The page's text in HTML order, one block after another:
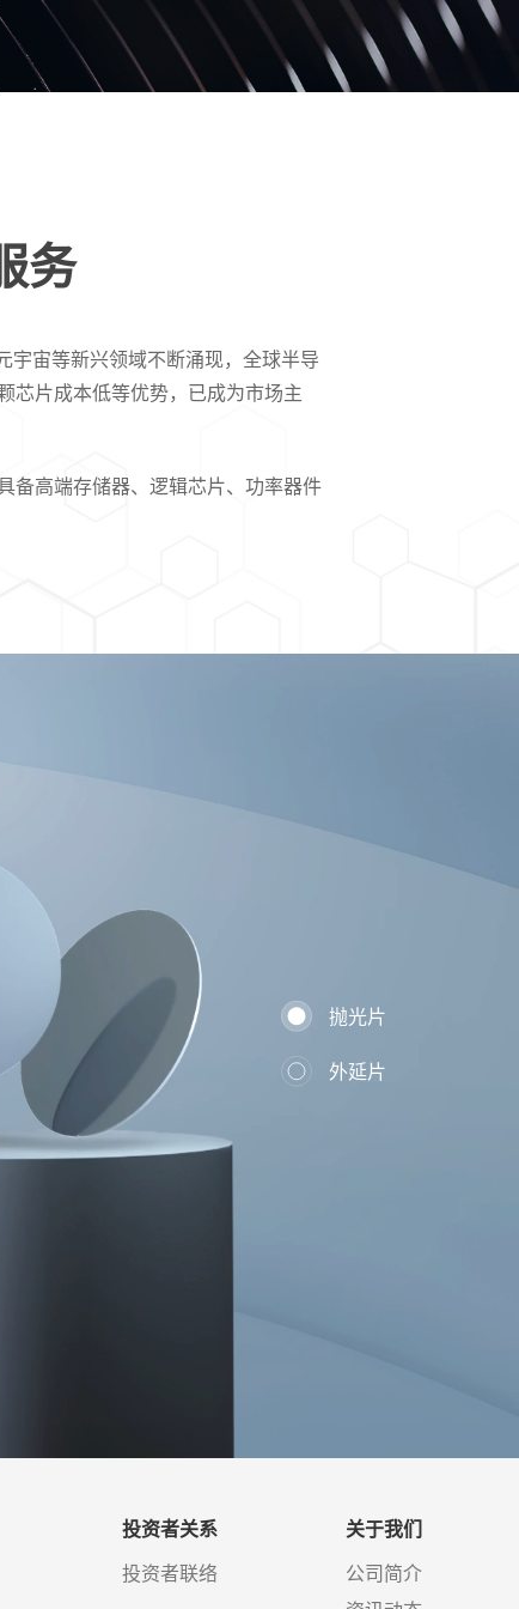
务
宇宙等新兴领域不断涌现，全球半导
芯片成本低等优势，已成为市场主
备高端存储器、逻辑芯片、功率器件
抛光片
外延片
投资者关系
投资者联络
关于我们
公司简介